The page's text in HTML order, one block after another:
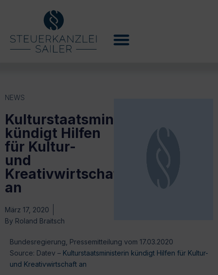
NEWS
Kulturstaatsministerin
kündigt Hilfen
für Kultur-
und
Kreativwirtschaft
an
März 17, 2020
By Roland Braitsch
Bundesregierung, Pressemitteilung vom 17.03.2020
Source: Datev – Kulturstaatsministerin kündigt Hilfen für Kultur-
und Kreativwirtschaft an